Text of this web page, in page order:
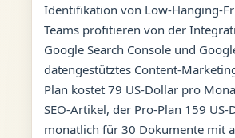
Identifikation von Low-Hanging-
Teams profitieren von der
Google Search Console und
datengestütztes Content-
Plan kostet 79 US-Dollar pro
SEO-Artikel, der Pro-Plan 159 US-
monatlich für 30 Dokumente mit